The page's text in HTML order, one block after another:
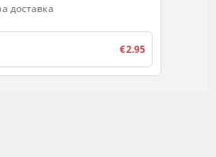
доставка
€2.95